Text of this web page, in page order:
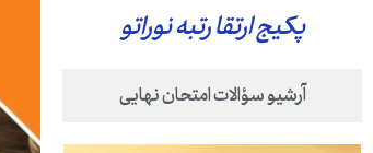
پکیج ارتقا رتبه نوراتو
آرشیو سؤالات امتحان نهایی